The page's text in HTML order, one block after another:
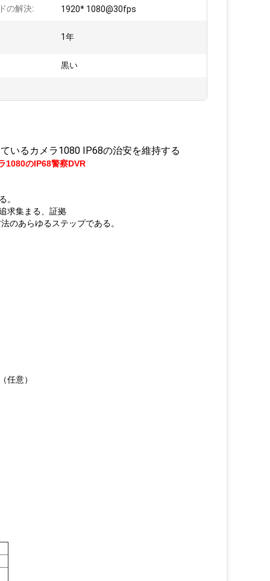
の解決: 1920* 1080@30fps
1年
黒い
いるカメラ1080 IP68の治安を維持する
1080のIP68警察DVR
。
求集まる、証拠
のあらゆるステップである。
任意）